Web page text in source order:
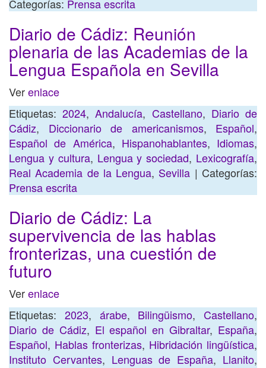
Categorías: Prensa escrita
Diario de Cádiz: Reunión
plenaria de las Academias de la
Lengua Española en Sevilla
Verenlace
Etiquetas:2024,Andalucía, Castellano, Diario de
Cádiz, Diccionario de americanismos, Español,
Español de América, Hispanohablantes, Idiomas,
Lengua y cultura, Lengua y sociedad, Lexicografía,
Real Academia de la Lengua, Sevilla | Categorías:
Prensa escrita
Diario de Cádiz: La
supervivencia de las hablas
fronterizas, una cuestión de
futuro
Verenlace
Etiquetas: 2023, árabe, Bilingüismo, Castellano,
Diario de Cádiz, El español en Gibraltar, España,
Español, Hablas fronterizas, Hibridación lingüística,
Instituto Cervantes, Lenguas de España, Llanito,